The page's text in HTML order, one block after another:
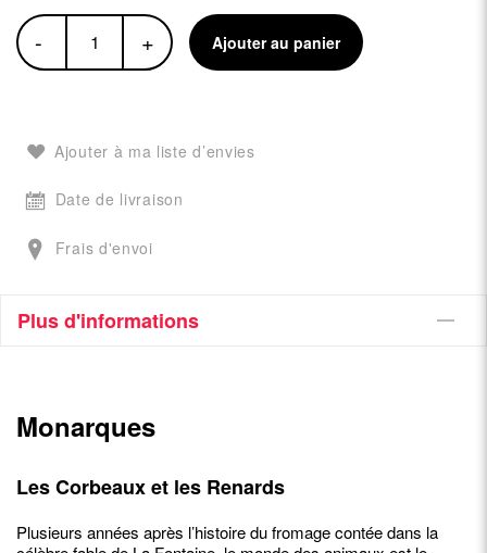
- + Ajouter au panier
Ajouter à ma liste d’envies
Date de livraison
Frais d'envoi
Plus d'informations
Monarques
Les Corbeaux et les Renards
Plusieurs années après l’histoire du fromage contée dans la